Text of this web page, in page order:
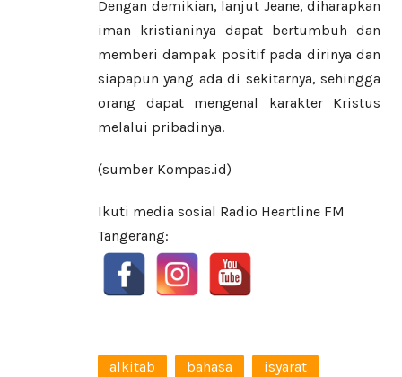
Dengan demikian, lanjut Jeane, diharapkan
iman kristianinya dapat bertumbuh dan
memberi dampak positif pada dirinya dan
siapapun yang ada di sekitarnya, sehingga
orang dapat mengenal karakter Kristus
melalui pribadinya.
(sumber Kompas.id)
Ikuti media sosial Radio Heartline FM
Tangerang:
alkitab bahasa
isyarat